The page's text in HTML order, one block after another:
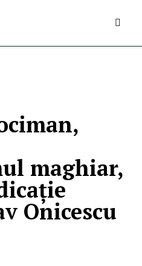
maghiar,
Onicescu